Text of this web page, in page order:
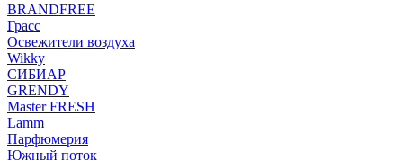
BRANDFREE
Грасс
Освежители воздуха
Wikky
СИБИАР
GRENDY
Master FRESH
Lamm
Парфюмерия
Южный поток